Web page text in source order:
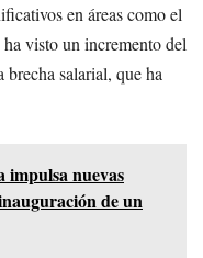
en áreas como el
visto un incremento del
salarial, que ha
nuevas
de un